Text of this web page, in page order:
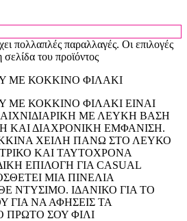
πολλαπλές παραλλαγές. Οι επιλογές
του προϊόντος
ΜΕ ΚΟΚΚΙΝΟ ΦΙΛΑΚΙ
ΚΟΚΚΙΝΟ ΦΙΛΑΚΙ ΕΙΝΑΙ
ΜΕ ΛΕΥΚΗ ΒΑΣΗ
ΚΑΙ ΔΙΑΧΡΟΝΙΚΗ ΕΜΦΑΝΙΣΗ.
ΧΕΙΛΗ ΠΑΝΩ ΣΤΟ ΛΕΥΚΟ
ΚΑΙ ΤΑΥΤΟΧΡΟΝΑ
ΕΠΙΛΟΓΗ ΓΙΑ CASUAL
ΜΙΑ ΠΙΝΕΛΙΑ
ΝΤΥΣΙΜΟ. ΙΔΑΝΙΚΟ ΓΙΑ ΤΟ
ΓΙΑ ΝΑ ΑΦΗΣΕΙΣ ΤΑ
ΣΟΥ ΦΙΛΙ